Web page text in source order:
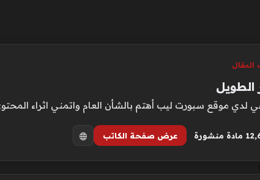
المقال
الطويل
موقع سبورت ليب أهتم بالشأن العام واتمني اثراء
منشورة عرض صفحة الكاتب